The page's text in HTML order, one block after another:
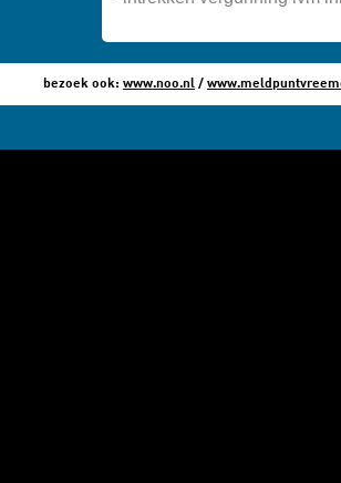
bezoek ook: www.noo.nl /